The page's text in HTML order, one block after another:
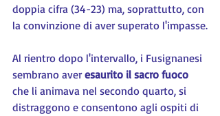
doppia cifra (34-23) ma, soprattutto, con
la convinzione di aver superato l'impasse.
Al rientro dopo l'intervallo, i Fusignanesi
sembrano aver esaurito il sacro fuoco
che li animava nel secondo quarto, si
distraggono e consentono agli ospiti di